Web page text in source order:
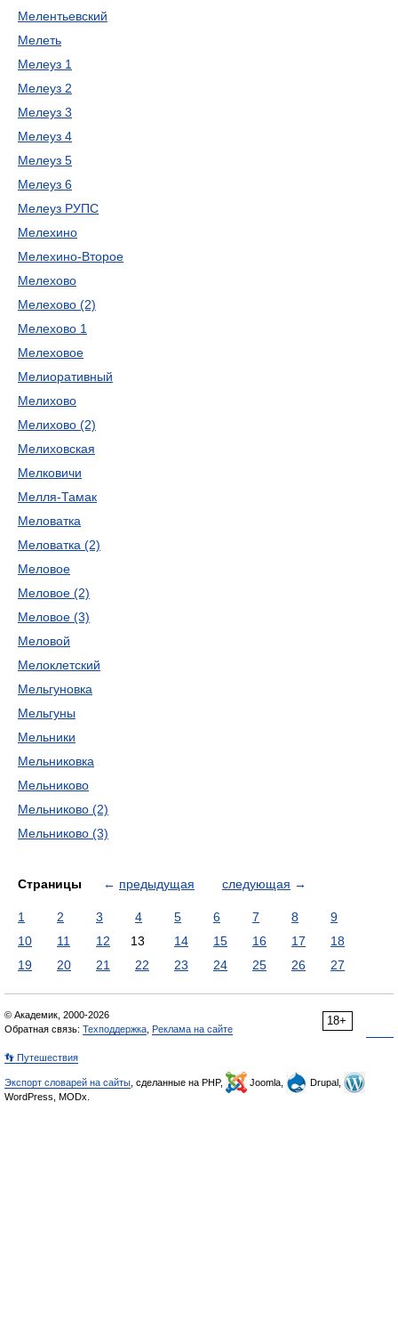
Мелентьевский
Мелеть
Мелеуз 1
Мелеуз 2
Мелеуз 3
Мелеуз 4
Мелеуз 5
Мелеуз 6
Мелеуз РУПС
Мелехино
Мелехино-Второе
Мелехово
Мелехово (2)
Мелехово 1
Мелеховое
Мелиоративный
Мелихово
Мелихово (2)
Мелиховская
Мелковичи
Мелля-Тамак
Меловатка
Меловатка (2)
Меловое
Меловое (2)
Меловое (3)
Меловой
Мелоклетский
Мельгуновка
Мельгуны
Мельники
Мельниковка
Мельниково
Мельниково (2)
Мельниково (3)
Страницы ← предыдущая следующая →
1 2 3 4 5 6 7 8
9
10
11 12 13 14 15 16 17
18
19
20 21 22 23 24 25 26 27
18+
© Академик, 2000-2026
Обратная связь: Техподдержка Реклама на сайте
👣 Путешествия
Экспорт словарей на сайты , сделанные на PHP, Joomla,
Drupal,
WordPress, MODx.